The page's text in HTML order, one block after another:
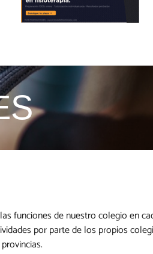
funciones de nuestro colegio en
por parte de los propios